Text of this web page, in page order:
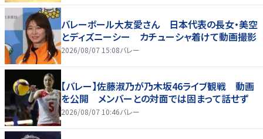
バレーボール大友愛さん 日本代表の長女・美空
とディズニーシー カチューシャ着けて動画撮影
2026/08/07 15:08バレー
【バレー】佐藤淑乃が乃木坂46ライブ観戦 動画
を公開 メンバーとの対面では固まって話せず
2026/08/07 10:46バレー